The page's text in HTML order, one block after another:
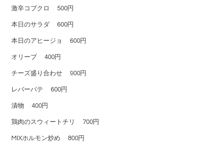
激辛コブクロ 500円
本日のサラダ 600円
本日のアヒージョ 600円
オリーブ 400円
チーズ盛り合わせ 900円
レバーパテ 600円
漬物 400円
鶏肉のスウィートチリ 700円
MIXホルモン炒め 800円